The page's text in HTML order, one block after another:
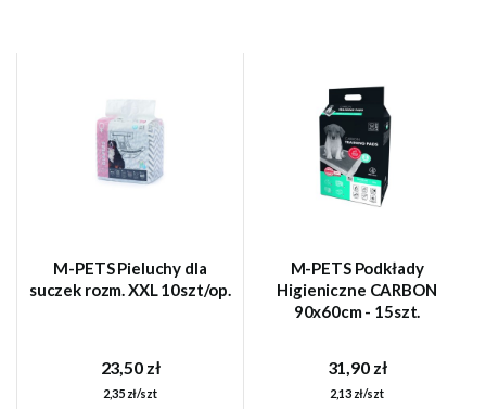
M-PETS Pieluchy dla
suczek rozm. XXL 10szt/op.
23,50 zł
2,35 zł/szt
M-PETS Podkłady
Higieniczne CARBON
90x60cm - 15szt.
31,90 zł
2,13 zł/szt